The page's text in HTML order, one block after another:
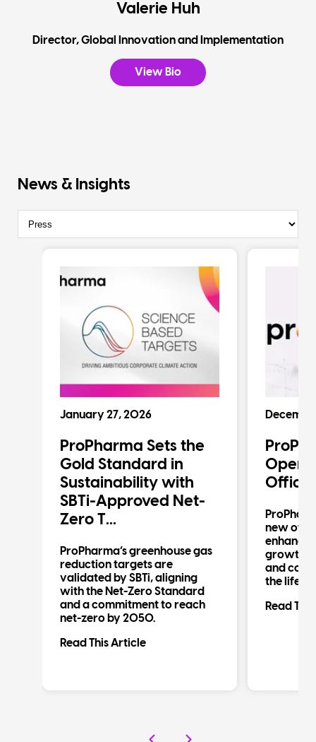
Valerie Huh
Director, Global Innovation and Implementation
View Bio
News & Insights
January 27, 2026
ProPharma Sets the
Gold Standard in
Sustainability with
SBTi-Approved Net-
Zero T...
ProPharma’s greenhouse gas
reduction targets are
validated by SBTi, aligning
with the Net-Zero Standard
and a commitment to reach
net-zero by 2050.
Read This Article
Office
new
growth
and
the life
Read